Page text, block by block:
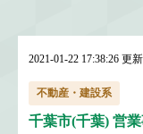
2021-01-22 17:38:26 更新
不動産・建設系
千葉市(千葉) 営